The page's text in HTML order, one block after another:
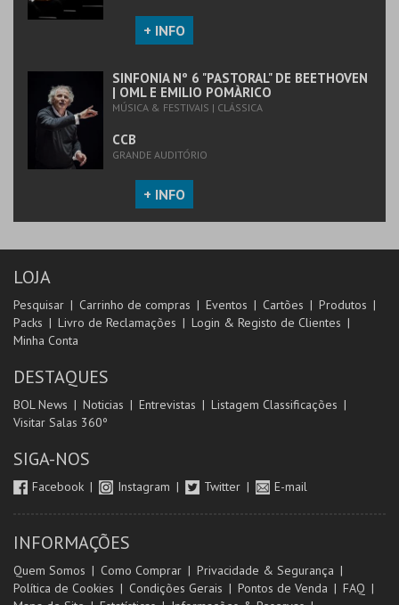
+ INFO
SINFONIA Nº 6 "PASTORAL" DE BEETHOVEN
| OML E EMILIO POMÀRICO
MÚSICA & FESTIVAIS | CLÁSSICA
CCB
GRANDE AUDITÓRIO
+ INFO
LOJA
Pesquisar Carrinho de compras Eventos Cartões
Produtos
Packs
Livro de Reclamações
Login & Registo de Clientes
Minha Conta
DESTAQUES
BOL News Noticias Entrevistas
Listagem Classificações
Visitar Salas 360º
SIGA-NOS
Facebook Instagram Twitter E-mail
INFORMAÇÕES
Quem Somos Como Comprar
Privacidade & Segurança
Política de Cookies
Condições Gerais Pontos de Venda
FAQ